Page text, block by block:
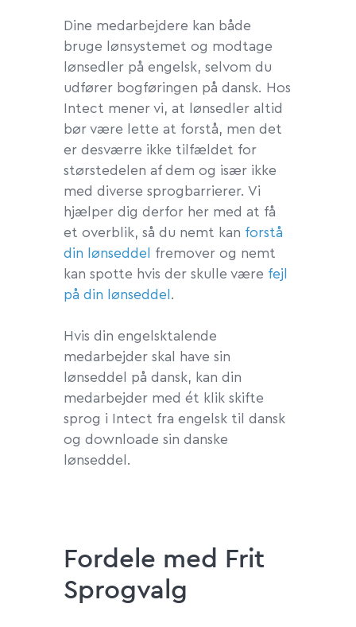
Dine medarbejdere kan både
bruge lønsystemet og modtage
lønsedler på engelsk, selvom du
udfører bogføringen på dansk. Hos
Intect mener vi, at lønsedler altid
bør være lette at forstå, men det
er desværre ikke tilfældet for
størstedelen af dem og især ikke
med diverse sprogbarrierer. Vi
hjælper dig derfor her med at få
et overblik, så du nemt kan forstå
din lønseddel
fremover og nemt
kan spotte hvis der skulle være fejl
på din lønseddel .
Hvis din engelsktalende
medarbejder skal have sin
lønseddel på dansk, kan din
medarbejder med ét klik skifte
sprog i Intect fra engelsk til dansk
og downloade sin danske
lønseddel.
Fordele med Frit
Sprogvalg